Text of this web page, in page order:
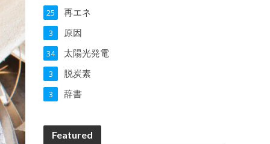
再エネ
25
原因
3
太陽光発電
34
脱炭素
3
辞書
3
Featured